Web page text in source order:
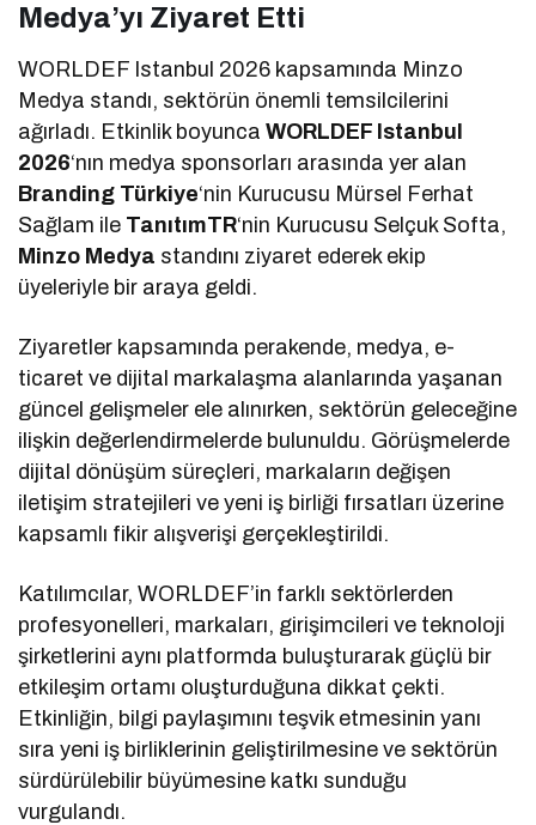
Medya’yı Ziyaret Etti
WORLDEF Istanbul 2026 kapsamında Minzo
Medya standı, sektörün önemli temsilcilerini
ağırladı. Etkinlik boyuncaWORLDEF Istanbul
2026‘nın medya sponsorları arasında yer alan
Branding Türkiye‘nin Kurucusu Mürsel Ferhat
Sağlam ile TanıtımTR‘nin Kurucusu Selçuk Softa,
Minzo Medya standını ziyaret ederek ekip
üyeleriyle bir araya geldi.
Ziyaretler kapsamında perakende, medya, e-
ticaret ve dijital markalaşma alanlarında yaşanan
güncel gelişmeler ele alınırken, sektörün geleceğine
ilişkin değerlendirmelerde bulunuldu. Görüşmelerde
dijital dönüşüm süreçleri, markaların değişen
iletişim stratejileri ve yeni iş birliği fırsatları üzerine
kapsamlı fikir alışverişi gerçekleştirildi.
Katılımcılar, WORLDEF’in farklı sektörlerden
profesyonelleri, markaları, girişimcileri ve teknoloji
şirketlerini aynı platformda buluşturarak güçlü bir
etkileşim ortamı oluşturduğuna dikkat çekti.
Etkinliğin, bilgi paylaşımını teşvik etmesinin yanı
sıra yeni iş birliklerinin geliştirilmesine ve sektörün
sürdürülebilir büyümesine katkı sunduğu
vurgulandı.